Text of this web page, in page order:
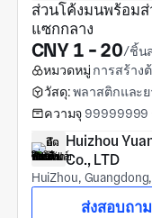
ส่วนโค้งมนพร้อม
แซกกลาง
CNY 1 - 20/ชิ้น
หมวดหมู่ การสร้างต้
วัสดุ: พลาสติกและย
ความจุ
Huizhou
Co., LTD
HuiZhou,
ส่งสอบถาม